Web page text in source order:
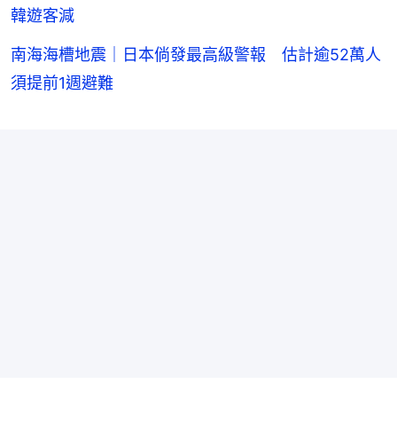
韓遊客減
南海海槽地震｜日本倘發最高級警報 估計逾52萬人
須提前1週避難